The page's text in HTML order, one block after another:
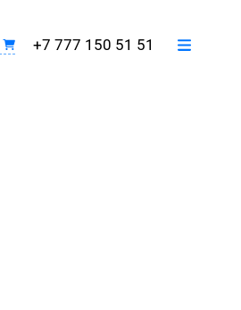
+7 777 150 51 51